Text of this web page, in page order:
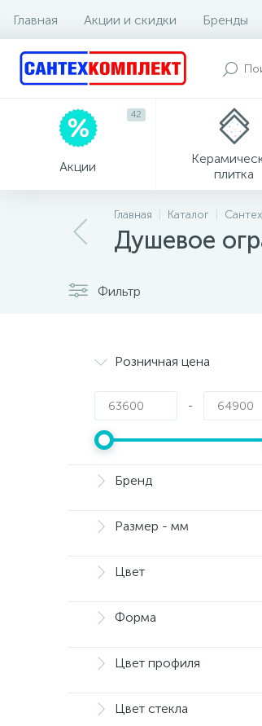
Главная Акции и скидки Бренды
Акции
42
плитка
Главная Каталог
Душевое
Фильтр
Розничная цена
-
Бренд
Размер - мм
Цвет
Форма
Цвет профиля
Цвет стекла